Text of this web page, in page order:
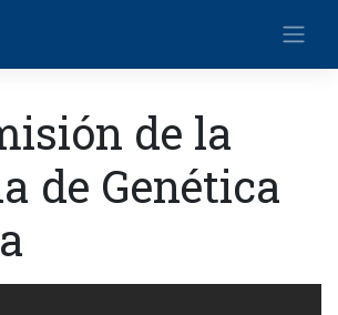
de la
de Genética